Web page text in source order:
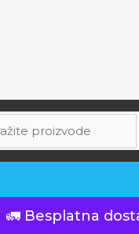
🚛 Besplatna